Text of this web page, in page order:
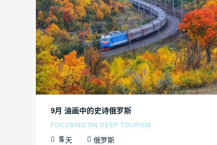
9月 油画中的史诗俄罗斯
FOCUSING ON DEEP TOURISM
16 天 俄罗斯